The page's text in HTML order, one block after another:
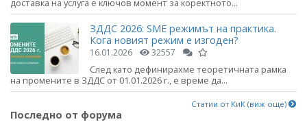
доставка на услуга е ключов момент за коректното...
ЗДДС 2026: SME режимът на практика.
Кога новият режим е изгоден?
16.01.2026 32557
След като дефинирахме теоретичната рамка
на промените в ЗДДС от 01.01.2026 г., е време да...
Статии от КиК (виж още)
Последно от форума